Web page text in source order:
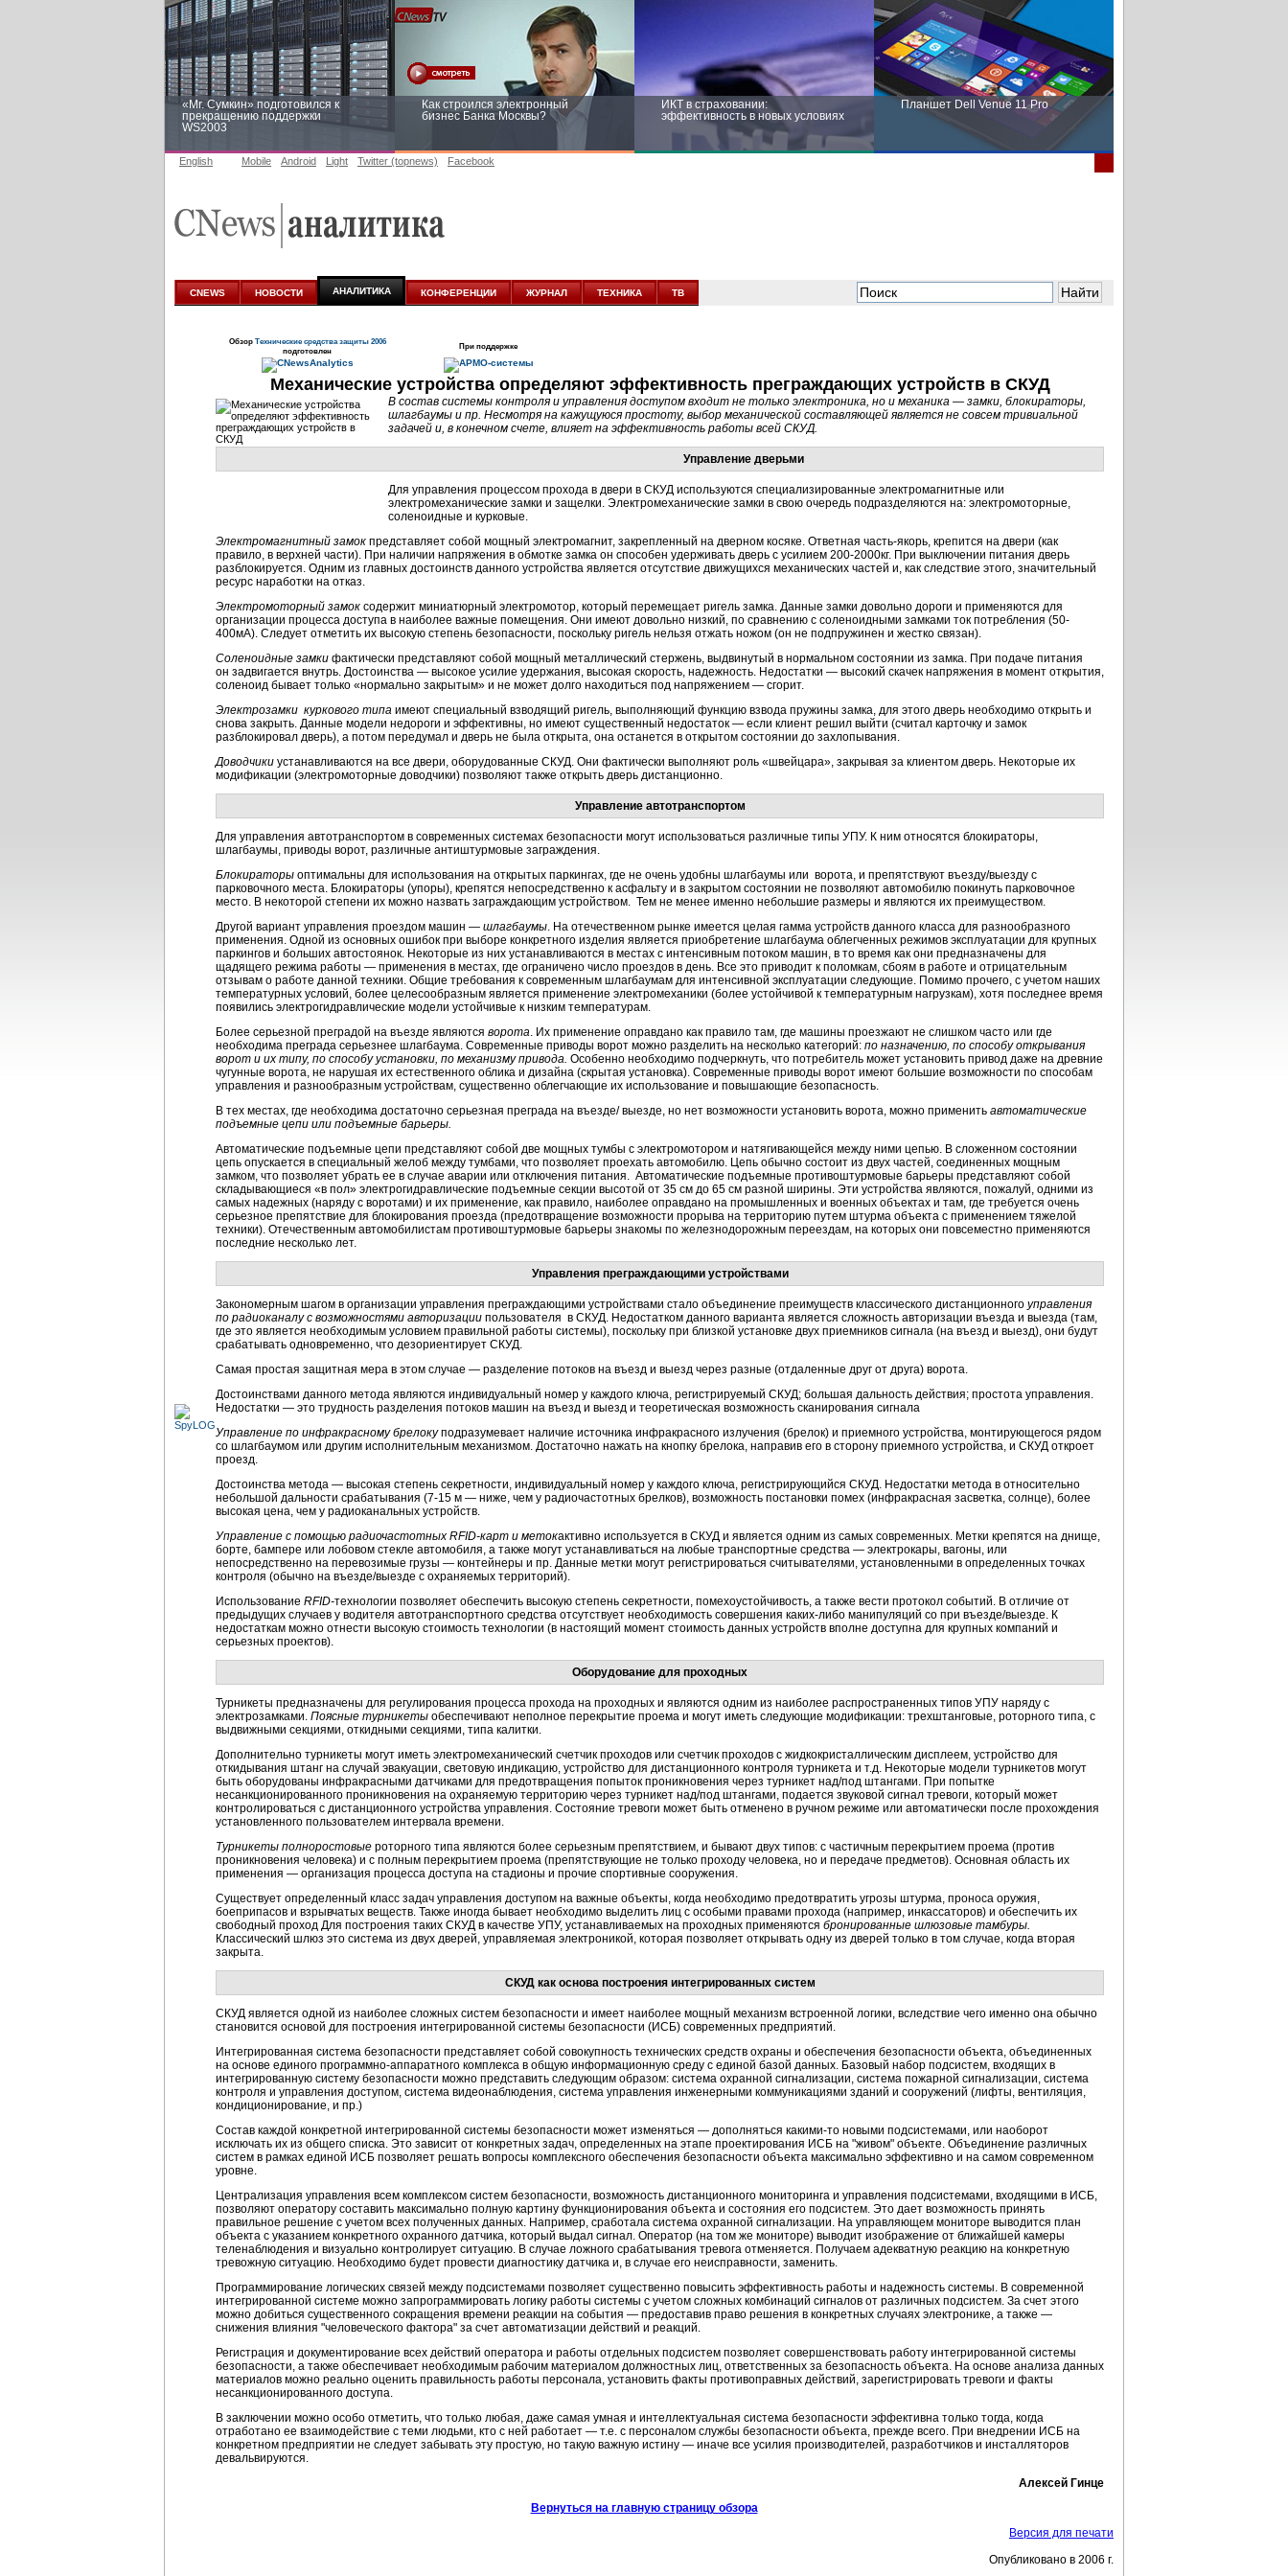
«Mr. Сумкин» подготовился к
прекращению поддержки
WS2003
Как строился электронный
бизнес Банка Москвы?
ИКТ в страховании:
эффективность в новых условиях
Планшет Dell Venue 11 Pro
аналитике
новых условиях
English Mobile Android Light Twitter (topnews) Facebook
CNEWS НОВОСТИ АНАЛИТИКА КОНФЕРЕНЦИИ ЖУРНАЛ ТЕХНИКА ТВ
Обзор Технические средства защиты 2006
подготовлен
При поддержке
Механические устройства определяют эффективность преграждающих устройств в СКУД
В состав системы контроля и управления доступом входит не только электроника, но и механика — замки, блокираторы,
шлагбаумы и пр. Несмотря на кажущуюся простоту, выбор механической составляющей является не совсем тривиальной
задачей и, в конечном счете, влияет на эффективность работы всей СКУД.
Управление дверьми
Для управления процессом прохода в двери в СКУД используются специализированные электромагнитные или
электромеханические замки и защелки. Электромеханические замки в свою очередь подразделяются на: электромоторные,
соленоидные и курковые.
Электромагнитный замок представляет собой мощный электромагнит, закрепленный на дверном косяке. Ответная часть-якорь, крепится на двери (как
правило, в верхней части). При наличии напряжения в обмотке замка он способен удерживать дверь с усилием 200-2000кг. При выключении питания дверь
разблокируется. Одним из главных достоинств данного устройства является отсутствие движущихся механических частей и, как следствие этого, значительный
ресурс наработки на отказ.
Электромоторный замок содержит миниатюрный электромотор, который перемещает ригель замка. Данные замки довольно дороги и применяются для
организации процесса доступа в наиболее важные помещения. Они имеют довольно низкий, по сравнению с соленоидными замками ток потребления (50-
400мА). Следует отметить их высокую степень безопасности, поскольку ригель нельзя отжать ножом (он не подпружинен и жестко связан).
Соленоидные замки фактически представляют собой мощный металлический стержень, выдвинутый в нормальном состоянии из замка. При подаче питания
он задвигается внутрь. Достоинства — высокое усилие удержания, высокая скорость, надежность. Недостатки — высокий скачек напряжения в момент открытия,
соленоид бывает только «нормально закрытым» и не может долго находиться под напряжением — сгорит.
Электрозамки куркового типа имеют специальный взводящий ригель, выполняющий функцию взвода пружины замка, для этого дверь необходимо открыть и
снова закрыть. Данные модели недороги и эффективны, но имеют существенный недостаток — если клиент решил выйти (считал карточку и замок
разблокировал дверь), а потом передумал и дверь не была открыта, она останется в открытом состоянии до захлопывания.
Доводчики устанавливаются на все двери, оборудованные СКУД. Они фактически выполняют роль «швейцара», закрывая за клиентом дверь. Некоторые их
модификации (электромоторные доводчики) позволяют также открыть дверь дистанционно.
Управление автотранспортом
Для управления автотранспортом в современных системах безопасности могут использоваться различные типы УПУ. К ним относятся блокираторы,
шлагбаумы, приводы ворот, различные антиштурмовые заграждения.
Блокираторы оптимальны для использования на открытых паркингах, где не очень удобны шлагбаумы или ворота, и препятствуют въезду/выезду с
парковочного места. Блокираторы (упоры), крепятся непосредственно к асфальту и в закрытом состоянии не позволяют автомобилю покинуть парковочное
место. В некоторой степени их можно назвать заграждающим устройством. Тем не менее именно небольшие размеры и являются их преимуществом.
Другой вариант управления проездом машин — шлагбаумы. На отечественном рынке имеется целая гамма устройств данного класса для разнообразного
применения. Одной из основных ошибок при выборе конкретного изделия является приобретение шлагбаума облегченных режимов эксплуатации для крупных
паркингов и больших автостоянок. Некоторые из них устанавливаются в местах с интенсивным потоком машин, в то время как они предназначены для
щадящего режима работы — применения в местах, где ограничено число проездов в день. Все это приводит к поломкам, сбоям в работе и отрицательным
отзывам о работе данной техники. Общие требования к современным шлагбаумам для интенсивной эксплуатации следующие. Помимо прочего, с учетом наших
температурных условий, более целесообразным является применение электромеханики (более устойчивой к температурным нагрузкам), хотя последнее время
появились электрогидравлические модели устойчивые к низким температурам.
Более серьезной преградой на въезде являются ворота. Их применение оправдано как правило там, где машины проезжают не слишком часто или где
необходима преграда серьезнее шлагбаума. Современные приводы ворот можно разделить на несколько категорий: по назначению, по способу открывания
ворот и их типу, по способу установки, по механизму привода. Особенно необходимо подчеркнуть, что потребитель может установить привод даже на древние
чугунные ворота, не нарушая их естественного облика и дизайна (скрытая установка). Современные приводы ворот имеют большие возможности по способам
управления и разнообразным устройствам, существенно облегчающие их использование и повышающие безопасность.
В тех местах, где необходима достаточно серьезная преграда на въезде/ выезде, но нет возможности установить ворота, можно применить автоматические
подъемные цепи или подъемные барьеры.
Автоматические подъемные цепи представляют собой две мощных тумбы с электромотором и натягивающейся между ними цепью. В сложенном состоянии
цепь опускается в специальный желоб между тумбами, что позволяет проехать автомобилю. Цепь обычно состоит из двух частей, соединенных мощным
замком, что позволяет убрать ее в случае аварии или отключения питания. Автоматические подъемные противоштурмовые барьеры представляют собой
складывающиеся «в пол» электрогидравлические подъемные секции высотой от 35 см до 65 см разной ширины. Эти устройства являются, пожалуй, одними из
самых надежных (наряду с воротами) и их применение, как правило, наиболее оправдано на промышленных и военных объектах и там, где требуется очень
серьезное препятствие для блокирования проезда (предотвращение возможности прорыва на территорию путем штурма объекта с применением тяжелой
техники). Отечественным автомобилистам противоштурмовые барьеры знакомы по железнодорожным переездам, на которых они повсеместно применяются
последние несколько лет.
Управления преграждающими устройствами
Закономерным шагом в организации управления преграждающими устройствами стало объединение преимуществ классического дистанционного управления
по радиоканалу с возможностями авторизации пользователя в СКУД. Недостатком данного варианта является сложность авторизации въезда и выезда (там,
где это является необходимым условием правильной работы системы), поскольку при близкой установке двух приемников сигнала (на въезд и выезд), они будут
срабатывать одновременно, что дезориентирует СКУД.
Самая простая защитная мера в этом случае — разделение потоков на въезд и выезд через разные (отдаленные друг от друга) ворота.
Достоинствами данного метода являются индивидуальный номер у каждого ключа, регистрируемый СКУД; большая дальность действия; простота управления.
Недостатки — это трудность разделения потоков машин на въезд и выезд и теоретическая возможность сканирования сигнала
Управление по инфракрасному брелокуподразумевает наличие источника инфракрасного излучения (брелок) и приемного устройства, монтирующегося рядом
со шлагбаумом или другим исполнительным механизмом. Достаточно нажать на кнопку брелока, направив его в сторону приемного устройства, и СКУД откроет
проезд.
Достоинства метода — высокая степень секретности, индивидуальный номер у каждого ключа, регистрирующийся СКУД. Недостатки метода в относительно
небольшой дальности срабатывания (7-15 м — ниже, чем у радиочастотных брелков), возможность постановки помех (инфракрасная засветка, солнце), более
высокая цена, чем у радиоканальных устройств.
Управление с помощью радиочастотных RFID-карт и метокактивно используется в СКУД и является одним из самых современных. Метки крепятся на днище,
борте, бампере или лобовом стекле автомобиля, а также могут устанавливаться на любые транспортные средства — электрокары, вагоны, или
непосредственно на перевозимые грузы — контейнеры и пр. Данные метки могут регистрироваться считывателями, установленными в определенных точках
контроля (обычно на въезде/выезде с охраняемых территорий).
Использование RFID-технологии позволяет обеспечить высокую степень секретности, помехоустойчивость, а также вести протокол событий. В отличие от
предыдущих случаев у водителя автотранспортного средства отсутствует необходимость совершения каких-либо манипуляций со при въезде/выезде. К
недостаткам можно отнести высокую стоимость технологии (в настоящий момент стоимость данных устройств вполне доступна для крупных компаний и
серьезных проектов).
Оборудование для проходных
Турникеты предназначены для регулирования процесса прохода на проходных и являются одним из наиболее распространенных типов УПУ наряду с
электрозамками. Поясные турникеты обеспечивают неполное перекрытие проема и могут иметь следующие модификации: трехштанговые, роторного типа, с
выдвижными секциями, откидными секциями, типа калитки.
Дополнительно турникеты могут иметь электромеханический счетчик проходов или счетчик проходов с жидкокристаллическим дисплеем, устройство для
откидывания штанг на случай эвакуации, световую индикацию, устройство для дистанционного контроля турникета и т.д. Некоторые модели турникетов могут
быть оборудованы инфракрасными датчиками для предотвращения попыток проникновения через турникет над/под штангами. При попытке
несанкционированного проникновения на охраняемую территорию через турникет над/под штангами, подается звуковой сигнал тревоги, который может
контролироваться с дистанционного устройства управления. Состояние тревоги может быть отменено в ручном режиме или автоматически после прохождения
установленного пользователем интервала времени.
Турникеты полноростовые роторного типа являются более серьезным препятствием, и бывают двух типов: с частичным перекрытием проема (против
проникновения человека) и с полным перекрытием проема (препятствующие не только проходу человека, но и передаче предметов). Основная область их
применения — организация процесса доступа на стадионы и прочие спортивные сооружения.
Существует определенный класс задач управления доступом на важные объекты, когда необходимо предотвратить угрозы штурма, проноса оружия,
боеприпасов и взрывчатых веществ. Также иногда бывает необходимо выделить лиц с особыми правами прохода (например, инкассаторов) и обеспечить их
свободный проход Для построения таких СКУД в качестве УПУ, устанавливаемых на проходных применяются бронированные шлюзовые тамбуры.
Классический шлюз это система из двух дверей, управляемая электроникой, которая позволяет открывать одну из дверей только в том случае, когда вторая
закрыта.
СКУД как основа построения интегрированных систем
СКУД является одной из наиболее сложных систем безопасности и имеет наиболее мощный механизм встроенной логики, вследствие чего именно она обычно
становится основой для построения интегрированной системы безопасности (ИСБ) современных предприятий.
Интегрированная система безопасности представляет собой совокупность технических средств охраны и обеспечения безопасности объекта, объединенных
на основе единого программно-аппаратного комплекса в общую информационную среду с единой базой данных. Базовый набор подсистем, входящих в
интегрированную систему безопасности можно представить следующим образом: система охранной сигнализации, система пожарной сигнализации, система
контроля и управления доступом, система видеонаблюдения, система управления инженерными коммуникациями зданий и сооружений (лифты, вентиляция,
кондиционирование, и пр.)
Состав каждой конкретной интегрированной системы безопасности может изменяться — дополняться какими-то новыми подсистемами, или наоборот
исключать их из общего списка. Это зависит от конкретных задач, определенных на этапе проектирования ИСБ на "живом" объекте. Объединение различных
систем в рамках единой ИСБ позволяет решать вопросы комплексного обеспечения безопасности объекта максимально эффективно и на самом современном
уровне.
Централизация управления всем комплексом систем безопасности, возможность дистанционного мониторинга и управления подсистемами, входящими в ИСБ,
позволяют оператору составить максимально полную картину функционирования объекта и состояния его подсистем. Это дает возможность принять
правильное решение с учетом всех полученных данных. Например, сработала система охранной сигнализации. На управляющем мониторе выводится план
объекта с указанием конкретного охранного датчика, который выдал сигнал. Оператор (на том же мониторе) выводит изображение от ближайшей камеры
теленаблюдения и визуально контролирует ситуацию. В случае ложного срабатывания тревога отменяется. Получаем адекватную реакцию на конкретную
тревожную ситуацию. Необходимо будет провести диагностику датчика и, в случае его неисправности, заменить.
Программирование логических связей между подсистемами позволяет существенно повысить эффективность работы и надежность системы. В современной
интегрированной системе можно запрограммировать логику работы системы с учетом сложных комбинаций сигналов от различных подсистем. За счет этого
можно добиться существенного сокращения времени реакции на события — предоставив право решения в конкретных случаях электронике, а также —
снижения влияния "человеческого фактора" за счет автоматизации действий и реакций.
Регистрация и документирование всех действий оператора и работы отдельных подсистем позволяет совершенствовать работу интегрированной системы
безопасности, а также обеспечивает необходимым рабочим материалом должностных лиц, ответственных за безопасность объекта. На основе анализа данных
материалов можно реально оценить правильность работы персонала, установить факты противоправных действий, зарегистрировать тревоги и факты
несанкционированного доступа.
В заключении можно особо отметить, что только любая, даже самая умная и интеллектуальная система безопасности эффективна только тогда, когда
отработано ее взаимодействие с теми людьми, кто с ней работает — т.е. с персоналом службы безопасности объекта, прежде всего. При внедрении ИСБ на
конкретном предприятии не следует забывать эту простую, но такую важную истину — иначе все усилия производителей, разработчиков и инсталляторов
девальвируются.
Алексей Гинце
Вернуться на главную страницу обзора
Версия для печати
Опубликовано в 2006 г.